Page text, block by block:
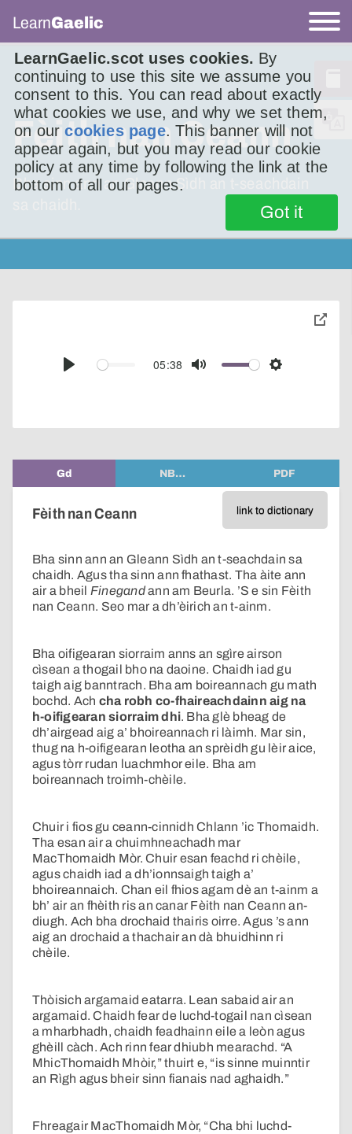
LearnGaelic.scot uses cookies. By
continuing to use this site we assume you
consent to this. You can read about exactly
what cookies we use, and why we set them,
on ourcookies page. This banner will not
appear again, but you may read our cookie
policy at any time by following the link at the
bottom of all our pages.
Got it
LearnGaelic
Fèith nan Ceann
Bha sinn ann an Gleann Sìdh an t-seachdain
Play
05:38
Mute Settings
toggle
Gd NB… PDF
link to dictionary
Fèith nan Ceann
Bha sinn ann an Gleann Sìdh an t-seachdain sa
chaidh. Agus tha sinn ann fhathast. Tha àite ann
air a bheil Finegandann am Beurla. ’S e sin Fèith
nan Ceann. Seo mar a dh’èirich an t-ainm.
Bha oifigearan siorraim anns an sgìre airson
cìsean a thogail bho na daoine. Chaidh iad gu
taigh aig banntrach. Bha am boireannach gu math
bochd. Ach cha robh co-fhaireachdainn aig na
h-oifigearan siorraim dhi. Bha glè bheag de
dh’airgead aig a’ bhoireannach ri làimh. Mar sin,
thug na h-oifigearan leotha an sprèidh gu lèir aice,
agus tòrr rudan luachmhor eile. Bha am
boireannach troimh-chèile.
Chuir i fios gu ceann-cinnidh Chlann ’ic Thomaidh.
Tha esan air a chuimhneachadh mar
MacThomaidh Mòr. Chuir esan feachd ri chèile,
agus chaidh iad a dh’ionnsaigh taigh a’
bhoireannaich. Chan eil fhios agam dè an t-ainm a
bh’ air an fhèith ris an canar Fèith nan Ceann an-
diugh. Ach bha drochaid thairis oirre. Agus ’s ann
aig an drochaid a thachair an dà bhuidhinn ri
chèile.
Thòisich argamaid eatarra. Lean sabaid air an
argamaid. Chaidh fear de luchd-togail nan cìsean
a mharbhadh, chaidh feadhainn eile a leòn agus
ghèill càch. Ach rinn fear dhiubh mearachd. “A
MhicThomaidh Mhòir,” thuirt e, “is sinne muinntir
an Rìgh agus bheir sinn fianais nad aghaidh.”
Fhreagair MacThomaidh Mòr, “Cha bhi luchd-